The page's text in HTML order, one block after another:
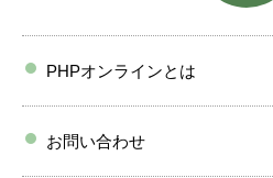
PHPオンラインとは
お問い合わせ